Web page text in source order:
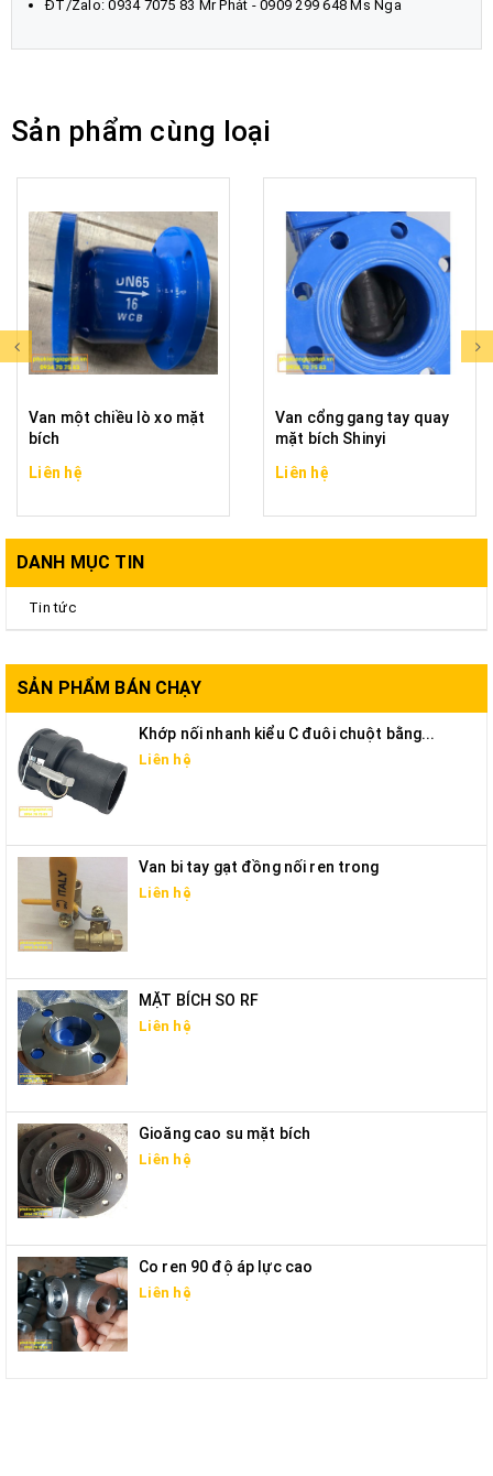
ĐT/Zalo:0934 7075 83 Mr Phát - 0909 299 648 Ms Nga
Sản phẩm cùng loại
Van một chiều lò xo mặt
bích
Liên hệ
Van cổng gang tay quay
mặt bích Shinyi
Liên hệ
DANH MỤC TIN
Tin tức
SẢN PHẨM BÁN CHẠY
Khớp nối nhanh kiểu C đuôi chuột bằng...
Liên hệ
Van bi tay gạt đồng nối ren trong
Liên hệ
MẶT BÍCH SO RF
Liên hệ
Gioăng cao su mặt bích
Liên hệ
Co ren 90 độ áp lực cao
Liên hệ